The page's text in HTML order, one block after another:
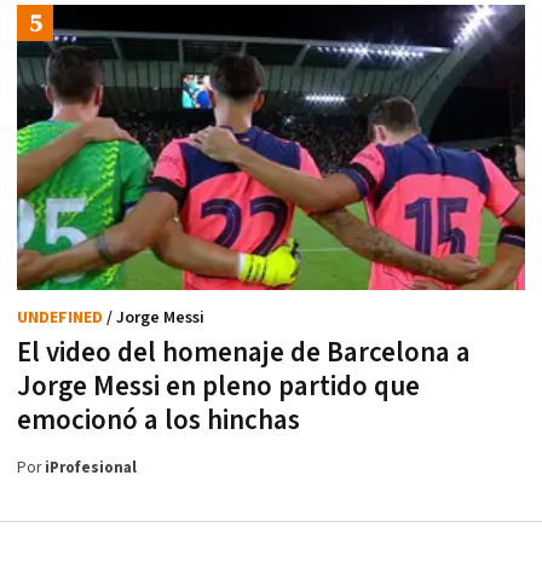
El video del homenaje de Barcelona a
Jorge Messi en pleno partido que
emocionó a los hinchas
UNDEFINED / Jorge Messi
PoriProfesional